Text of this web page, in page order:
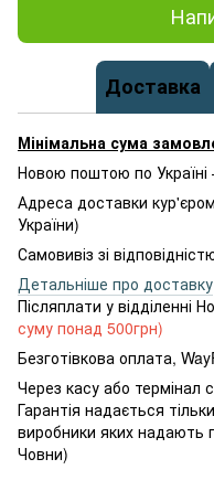
Доставка
Мінімальна сума
Новою поштою по Україні
Адреса доставки
України)
Самовивіз зі
Детальніше про доставку
Післяплати у відділенні
суму понад 500грн)
Безготівкова оплата,
Через касу або термінал
Гарантія надається
виробники яких надають
Човни)